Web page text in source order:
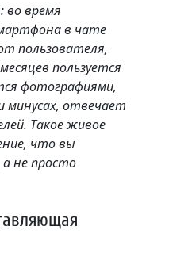
во время
в чате
пользователя,
пользуется
фотографиями,
минусах, отвечает
Такое живое
что вы
а не просто